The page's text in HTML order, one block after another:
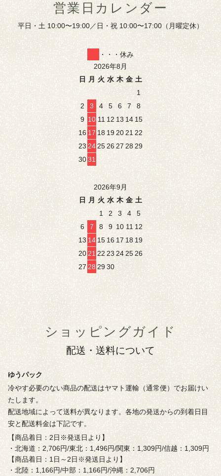
営業日カレンダー
平日・土 10:00〜19:00／日・祝 10:00〜17:00（月曜定休）
・・・休み
2026年8月
日 月 火 水 木 金 土
1
2
3 4 5 6 7
8
9 10 11 12 13 14 15
16 17 18 192021 22
23 24 25 2627 2829
3031
2026年9月
日
月 火 水 木 金 土
1
2 3 4
5
6
7 8 9 10 11 12
13 14 15 16 17 18 19
20 21 22 23242526
27 28 29 30
ショッピングガイド
配送・送料について
ゆうパック
冷やす必要のない商品の配送はヤマト運輸（通常便）でお届けい
たします。
配送地域によって送料が異なります。各地の発送からの到着日目
安と配送料金は下記です。
【商品着日：2日※発送日より】
・北海道：2,706円/東北：1,496円/関東：1,309円/信越：1,309円
【商品着日：1日～2日※発送日より】
・北陸：1,166円/中部：1,166円/沖縄：2,706円